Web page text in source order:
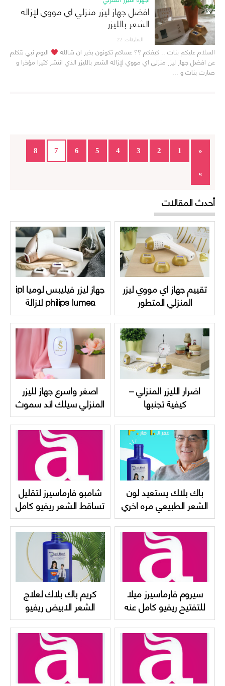
افضل جهاز ليزر منزلي اي مووي لإزاله
الشعر بالليزر
التعليقات: 22
السلام عليكم بنات .. كيفكم ؟؟ عساكم تكونون بخير ان شالله
اليوم نبي نتكلم
عن افضل جهاز ليزر منزلي اي مووي لإزاله الشعر بالليزر الذي انتشر كثيرا مؤخرا و
صارت بنات و ...
«
1
2
3
4
5
6
7
8
»
أحدث المقالات
تقييم جهاز اي مووي ليزر
المنزلي المتطور
جهاز ليزر فيليبس لوميا ipl
philips lumea لازالة
الشعر | دليل متكامل
اضرار الليزر المنزلي –
كيفية تجنبها
اصغر واسرع جهاز لليزر
المنزلي سيلك اند سموث
اختيارك الدائم
باك بلاك يستعيد لون
الشعر الطبيعي مره اخري
بدون صبغات
شامبو فارماسيرز لتقليل
تساقط الشعر ريفيو كامل
عنه واسعاره
Pharmaceris hair and
scalp shampoo
سيروم فارماسيرز ميلا
للتفتيح ريفيو كامل عنه
واسعاره Pharmaceris
Mela Whitening
SERUM
كريم باك بلاك لعلاج
الشعر الابيض ريفيو
كامل عنه New back
black cream